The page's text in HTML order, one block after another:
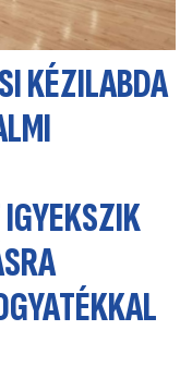
KÉZILABDA